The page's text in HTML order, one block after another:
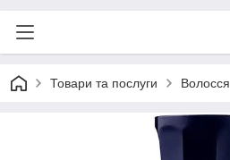
Товари та послуги Волосся